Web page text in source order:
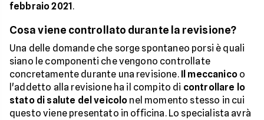
febbraio 2021 .
Cosa viene controllato durante la revisione?
Una delle domande che sorge spontaneo porsi è quali
siano le componenti che vengono controllate
concretamente durante una revisione.
Il meccanicoo
l'addetto alla revisione ha il compito di controllare lo
stato di salute del veicolo nel momento stesso in cui
questo viene presentato in officina. Lo specialista avrà